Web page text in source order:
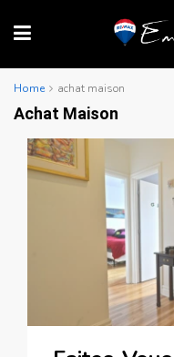
Home achat maison
Achat Maison